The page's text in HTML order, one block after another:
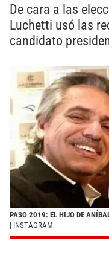
De cara a las
Luchetti usó las
candidato
PASO 2019: EL HIJO DE
| INSTAGRAM